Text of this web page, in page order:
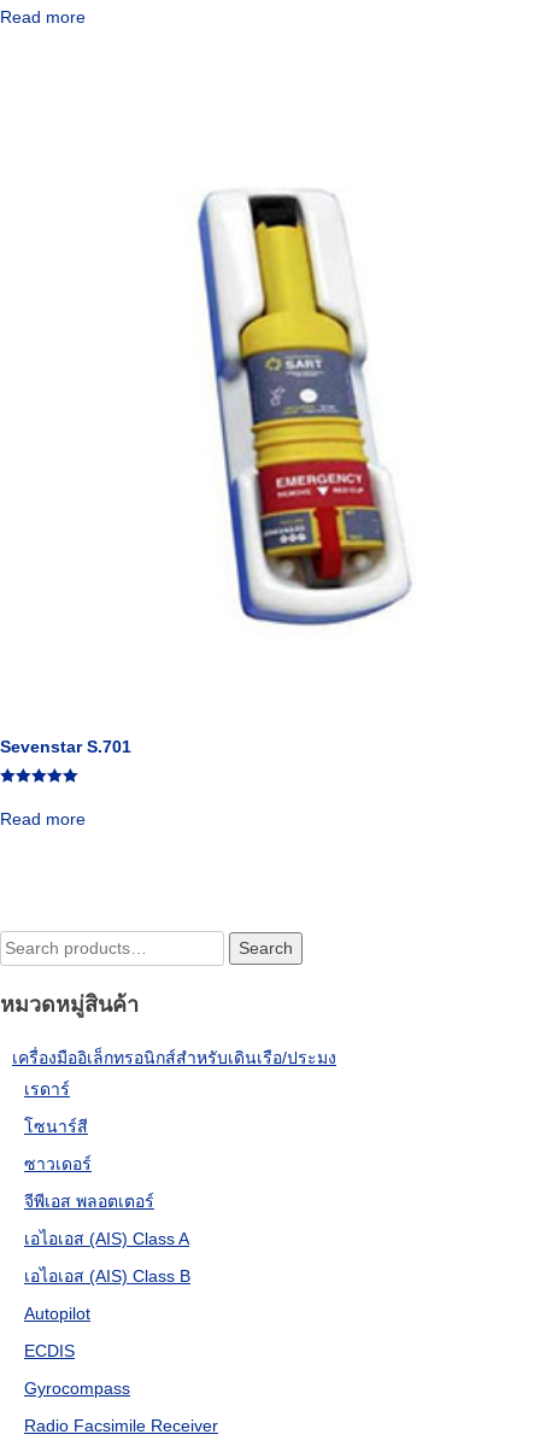
Read more
Sevenstar S.701
5.00
out of 5
Read more
Search
for:
Search
หมวดหมู่สินค้า
เครื่องมืออิเล็กทรอนิกส์สำหรับเดินเรือ/ประมง
เรดาร์
โซนาร์สี
ซาวเดอร์
จีพีเอส พลอตเตอร์
เอไอเอส (AIS) Class A
เอไอเอส (AIS) Class B
Autopilot
ECDIS
Gyrocompass
Radio Facsimile Receiver